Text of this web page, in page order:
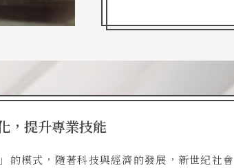
，提升專業技能
的模式，隨著科技與經濟的發展，新世紀社會